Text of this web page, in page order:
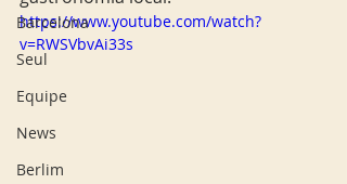
Barcelona
Seul
Equipe
News
Berlim
https://www.youtube.com/watch?
v=RWSVbvAi33s